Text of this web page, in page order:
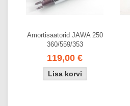
Amortisaatorid JAWA 250
360/559/353
119,00 €